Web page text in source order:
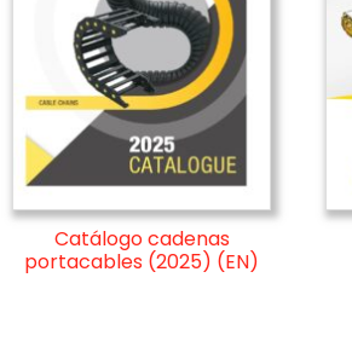
Catálogo cadenas
portacables (2025) (EN)